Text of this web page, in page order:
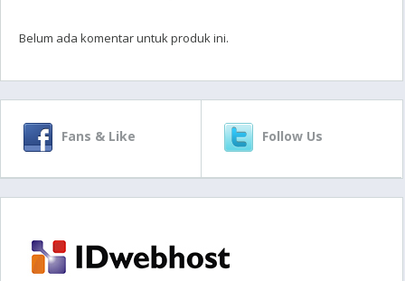
Belum ada komentar untuk produk ini.
Fans & Like Follow Us